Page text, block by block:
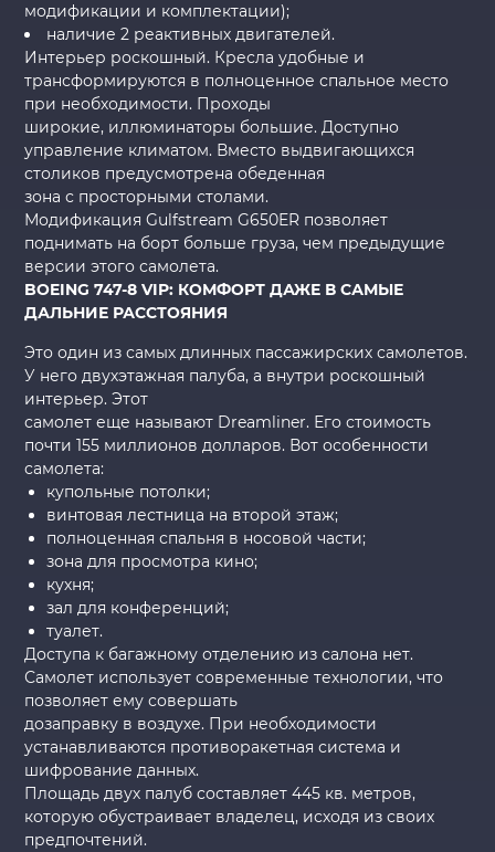
модификации и комплектации);
наличие 2 реактивных двигателей.
Интерьер роскошный. Кресла удобные и
трансформируются в полноценное спальное место
при необходимости. Проходы
широкие, иллюминаторы большие. Доступно
управление климатом. Вместо выдвигающихся
столиков предусмотрена обеденная
зона с просторными столами.
Модификация Gulfstream G650ER позволяет
поднимать на борт больше груза, чем предыдущие
версии этого самолета.
BOEING 747-8 VIP: КОМФОРТ ДАЖЕ В САМЫЕ
ДАЛЬНИЕ РАССТОЯНИЯ
Это один из самых длинных пассажирских самолетов.
У него двухэтажная палуба, а внутри роскошный
интерьер. Этот
самолет еще называют Dreamliner. Его стоимость
почти 155 миллионов долларов. Вот особенности
самолета:
купольные потолки;
винтовая лестница на второй этаж;
полноценная спальня в носовой части;
зона для просмотра кино;
кухня;
зал для конференций;
туалет.
Доступа к багажному отделению из салона нет.
Самолет использует современные технологии, что
позволяет ему совершать
дозаправку в воздухе. При необходимости
устанавливаются противоракетная система и
шифрование данных.
Площадь двух палуб составляет 445 кв. метров,
которую обустраивает владелец, исходя из своих
предпочтений.